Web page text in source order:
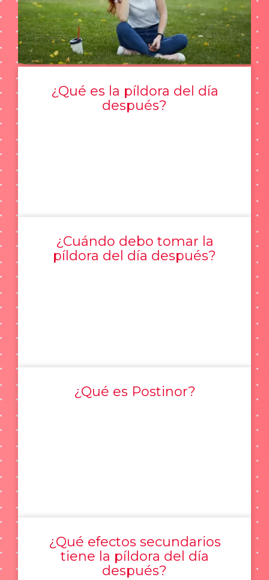
¿Qué es la píldora del día
después?
¿Cuándo debo tomar la
píldora del día después?
¿Qué es Postinor?
¿Qué efectos secundarios
tiene la píldora del día
después?